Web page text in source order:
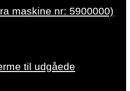
maskine nr: 5900000)
til udgåede